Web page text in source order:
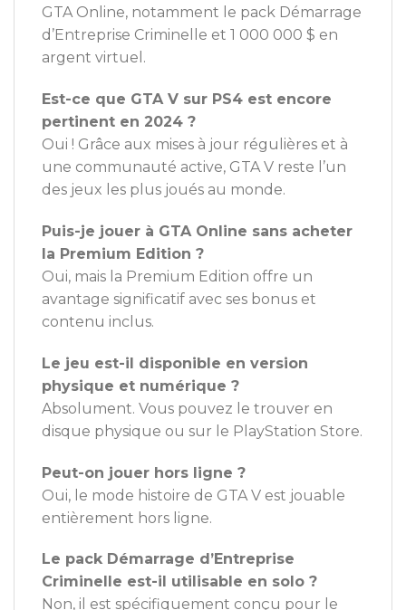
GTA Online, notamment le pack Démarrage
d’Entreprise Criminelle et 1 000 000 $ en
argent virtuel.
Est-ce que GTA V sur PS4 est encore
pertinent en 2024 ?
Oui ! Grâce aux mises à jour régulières et à
une communauté active, GTA V reste l’un
des jeux les plus joués au monde.
Puis-je jouer à GTA Online sans acheter
la Premium Edition ?
Oui, mais la Premium Edition offre un
avantage significatif avec ses bonus et
contenu inclus.
Le jeu est-il disponible en version
physique et numérique ?
Absolument. Vous pouvez le trouver en
disque physique ou sur le PlayStation Store.
Peut-on jouer hors ligne ?
Oui, le mode histoire de GTA V est jouable
entièrement hors ligne.
Le pack Démarrage d’Entreprise
Criminelle est-il utilisable en solo ?
Non, il est spécifiquement conçu pour le